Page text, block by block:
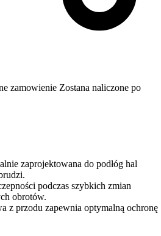
zamowienie Zostana naliczone po
zaprojektowana do podłóg hal
podczas szybkich zmian
obrotów.
z przodu zapewnia optymalną ochronę